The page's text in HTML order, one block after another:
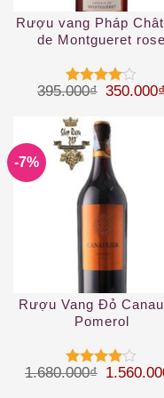
Rượu vang Pháp
de Montgueret rose
Được
45 sao
395.000₫ Giá gốc
350.000₫
-7%
Rượu Vang Đỏ
Pomerol
Được
1.680.000₫ Giá gốc